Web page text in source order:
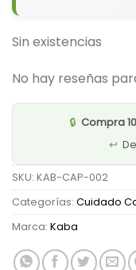
Sin existencias
No hay reseñas
🔒 Compra
↩️
SKU: KAB-CAP-002
Categorías: Cuidado
Marca: Kaba